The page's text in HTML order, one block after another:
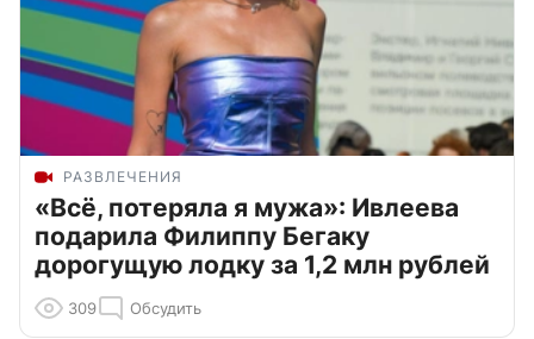
РАЗВЛЕЧЕНИЯ
«Всё, потеряла я мужа»: Ивлеева
подарила Филиппу Бегаку
дорогущую лодку за 1,2 млн рублей
309 Обсудить